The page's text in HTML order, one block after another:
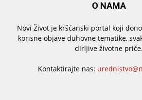
O NAMA
Novi Život je kršćanski portal koji
korisne objave duhovne tematike,
dirljive životne priče.
Kontaktirajte nas: